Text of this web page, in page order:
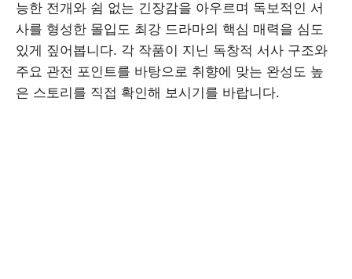
능한 전개와 쉼 없는 긴장감을 아우르며 독보적인 서
사를 형성한 몰입도 최강 드라마의 핵심 매력을 심도
있게 짚어봅니다. 각 작품이 지닌 독창적 서사 구조와
주요 관전 포인트를 바탕으로 취향에 맞는 완성도 높
은 스토리를 직접 확인해 보시기를 바랍니다.